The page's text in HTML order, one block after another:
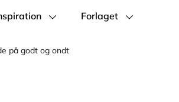
Forlaget
på godt og ondt